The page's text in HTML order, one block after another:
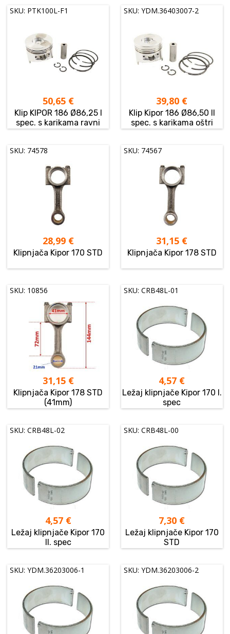
SKU: PTK100L-F1
50,65 €
Klip KIPOR 186 Ø86,25 I
spec. s karikama ravni
SKU: YDM.36403007-2
39,80 €
Klip Kipor 186 Ø86,50 II
spec. s karikama oštri
SKU: 74578
28,99 €
Klipnjača Kipor 170 STD
SKU: 74567
31,15 €
Klipnjača Kipor 178 STD
SKU: 10856
31,15 €
Klipnjača Kipor 178 STD
(41mm)
SKU: CRB48L-01
4,57 €
Ležaj klipnjače Kipor 170 I.
spec
SKU: CRB48L-02
4,57 €
Ležaj klipnjače Kipor 170
II. spec
SKU: CRB48L-00
7,30 €
Ležaj klipnjače Kipor 170
STD
SKU: YDM.36203006-1 SKU: YDM.36203006-2